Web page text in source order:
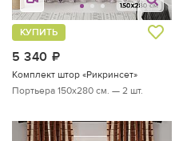
5 340
КУПИТЬ
Комплект штор «Рикринсет»
Портьера 150х280 см. — 2 шт.